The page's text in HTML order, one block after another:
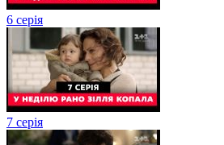
6 серія
7 серія